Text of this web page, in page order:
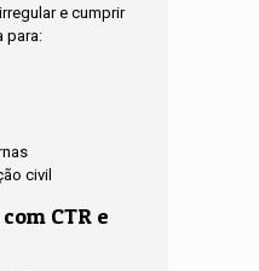
e cumprir
para:
civil
com CTR e